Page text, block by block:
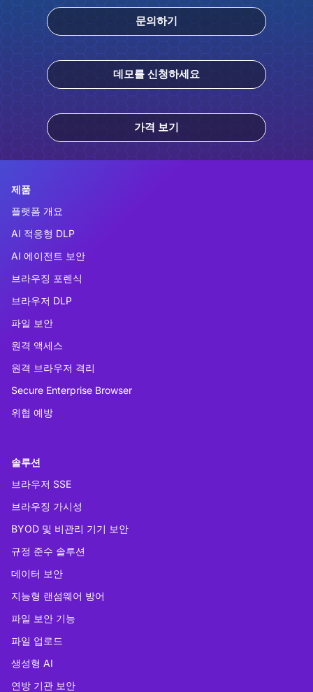
문의하기
데모를 신청하세요
가격 보기
제품
플랫폼 개요
AI 적응형 DLP
AI 에이전트 보안
브라우징 포렌식
브라우저 DLP
파일 보안
원격 액세스
원격 브라우저 격리
Secure Enterprise Browser
위협 예방
솔루션
브라우저 SSE
브라우징 가시성
BYOD 및 비관리 기기 보안
규정 준수 솔루션
데이터 보안
지능형 랜섬웨어 방어
파일 보안 기능
파일 업로드
생성형 AI
연방 기관 보안